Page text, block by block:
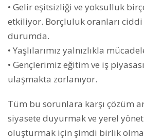
• Gelir eşitsizliği ve yoksulluk
etkiliyor. Borçluluk oranları
durumda.
• Yaşlılarımız yalnızlıkla
• Gençlerimiz eğitim ve iş
ulaşmakta zorlanıyor.
Tüm bu sorunlara karşı çözüm
siyasete duyurmak ve yerel
oluşturmak için şimdi birlik